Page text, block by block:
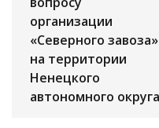
организации
«Северного завоза»
на территории
Ненецкого
автономного округа